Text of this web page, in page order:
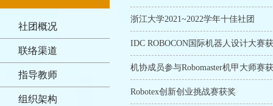
社团概况
联络渠道
指导教师
组织架构
浙江大学2021~2022学年十佳社团
IDC ROBOCON国际机器人设计大赛
机协成员参与Robomaster机甲大师赛
Robotex创新创业挑战赛获奖